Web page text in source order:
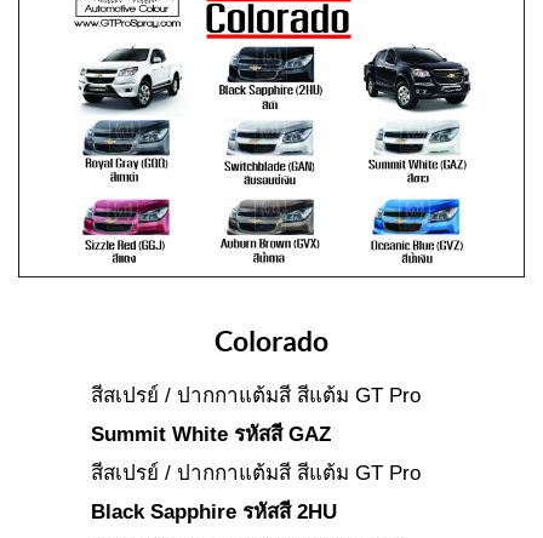
Colorado
สีสเปรย์ / ปากกาแต้มสี สีแต้ม GT Pro
Summit White รหัสสี GAZ
สีสเปรย์ / ปากกาแต้มสี สีแต้ม GT Pro
Black Sapphire รหัสสี 2HU